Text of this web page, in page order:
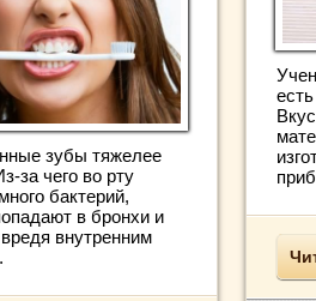
зубы тяжелее
за чего во рту
бактерий,
в бронхи и
внутренним